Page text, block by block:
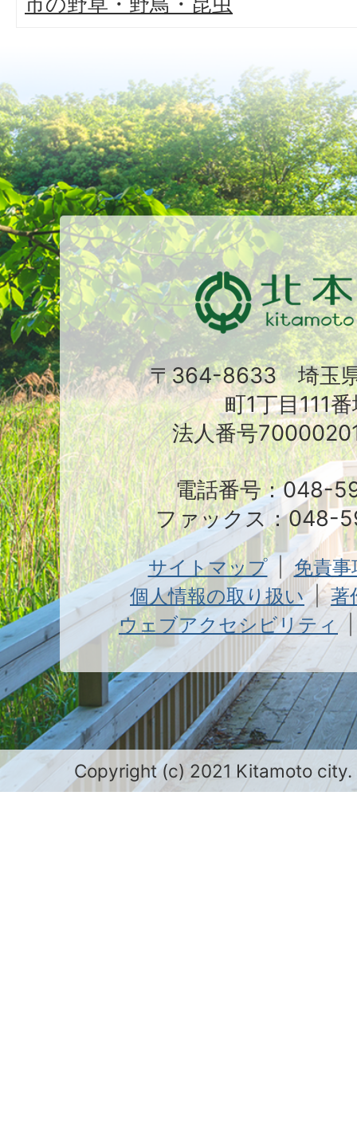
〒364-8633 埼玉
町1丁目111
法人番号
電話番号：048-
ファックス：048-
サイトマップ
免責
個人情報の取り扱い
著
ウェブアクセシビリティ
Copyright (c) 2021 Kitamoto city.